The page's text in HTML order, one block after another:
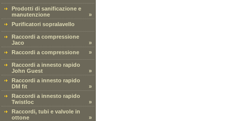
Prodotti di sanificazione e
manutenzione
»
Purificatori sopralavello
Raccordi a compressione
Jaco
»
Raccordi a compressione
»
Raccordi a innesto rapido
John Guest
»
Raccordi a innesto rapido
DM fit
»
Raccordi a innesto rapido
Twistloc
»
Raccordi, tubi e valvole in
ottone
»